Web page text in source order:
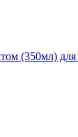
(350мл)